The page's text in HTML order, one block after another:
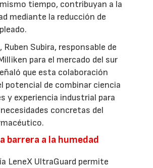
tiempo, contribuyan a la
mediante la reducción de
Ruben Subira, responsable de
para el mercado del sur
que esta colaboración
potencial de combinar ciencia
y experiencia industrial para
concretas del
barrera a la humedad
LeneX UltraGuard permite